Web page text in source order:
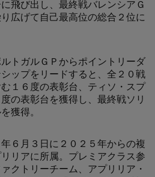
飛び出し、最終戦バレンシアＧ
広げて自己最高位の総合２位に
トガルＧＰからポイントリーダ
ップをリードすると、全２０戦
１６度の表彰台、ティソ・スプ
の表彰台を獲得し、最終戦ソリ
獲得。
６月３日に２０２５年からの複
リアに所属。プレミアクラス参
クトリーチーム、アプリリア・